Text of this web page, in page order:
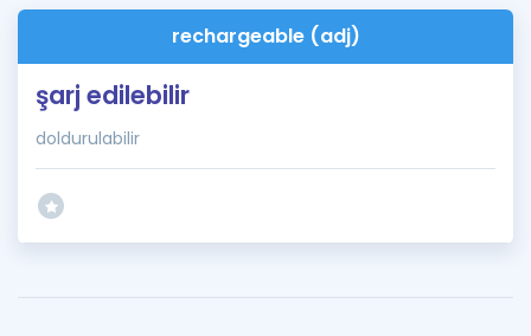
İngilizce Gramerrechargeable (adj)
şarj edilebilir
doldurulabilir